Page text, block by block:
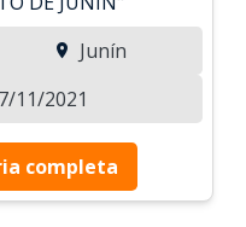
Junín
11/2021
completa